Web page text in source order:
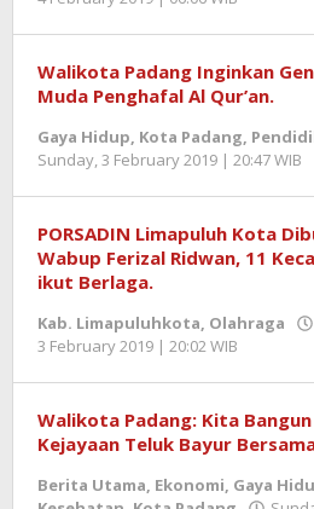
Walikota Padang Inginkan
Muda Penghafal Al Qur’an.
Gaya Hidup, Kota Padang,
Sunday, 3 February 2019 | 20:47 WIB
PORSADIN Limapuluh Kota
Wabup Ferizal Ridwan, 11
ikut Berlaga.
Kab. Limapuluhkota, Olahraga
3 February 2019 | 20:02 WIB
Walikota Padang: Kita
Kejayaan Teluk Bayur
Berita Utama, Ekonomi, Gaya